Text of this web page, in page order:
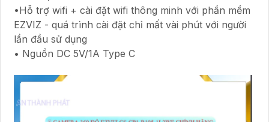
•Hỗ trợ wifi + cài đặt wifi thông minh với phần mềm
EZVIZ - quá trình cài đặt chỉ mất vài phút với người
lần đầu sử dụng
• Nguồn DC 5V/1A Type C